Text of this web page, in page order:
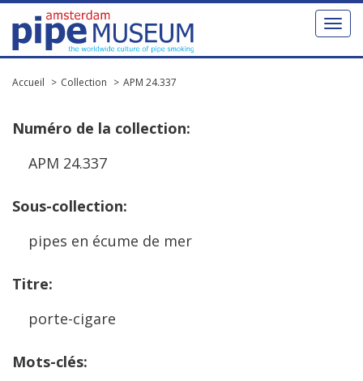
Toggle
Accueil Collection APM 24.337
Numéro de la collection:
APM 24.337
Sous-collection:
pipes en écume de mer
Titre:
porte-cigare
Mots-clés: